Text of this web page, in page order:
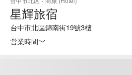
星輝旅宿
台中市北區錦南街19號3樓
営業時間